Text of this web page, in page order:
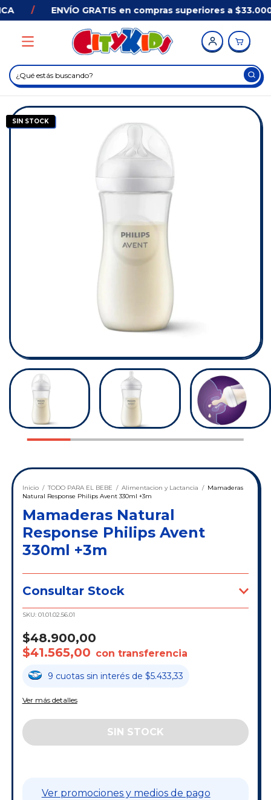
ENVÍO GRATIS en compras superiores a $33.000
SIN STOCK
Inicio / TODO PARA EL BEBE / Alimentacion y Lactancia / Mamaderas
Natural Response Philips Avent 330ml +3m
Mamaderas Natural
Response Philips Avent
330ml +3m
Consultar Stock
SKU: 01.01.02.56.01
$48.900,00
$41.565,00 con transferencia
9 cuotas sin interés de $5.433,33
Ver más detalles
Ver promociones y medios de pago